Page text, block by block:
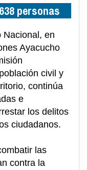
personas
Nacional, en
Ayacucho
civil y
continúa
e
los delitos
ciudadanos.
las
contra la